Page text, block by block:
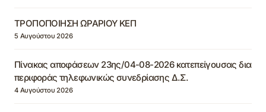
ΤΡΟΠΟΠΟΙΗΣΗ ΩΡΑΡΙΟΥ ΚΕΠ
5 Αυγούστου 2026
Πίνακας αποφάσεων 23ης/04-08-2026 κατεπείγουσας δια
περιφοράς τηλεφωνικώς συνεδρίασης Δ.Σ.
4 Αυγούστου 2026